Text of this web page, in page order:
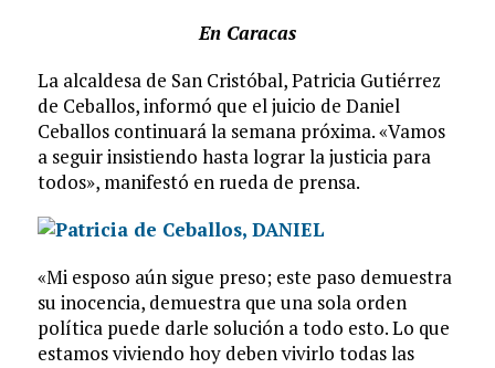
En Caracas
La alcaldesa de San Cristóbal, Patricia Gutiérrez
de Ceballos, informó que el juicio de Daniel
Ceballos continuará la semana próxima. «Vamos
a seguir insistiendo hasta lograr la justicia para
todos», manifestó en rueda de prensa.
«Mi esposo aún sigue preso; este paso demuestra
su inocencia, demuestra que una sola orden
política puede darle solución a todo esto. Lo que
estamos viviendo hoy deben vivirlo todas las